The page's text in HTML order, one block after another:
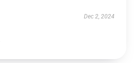
Dec 2, 2024